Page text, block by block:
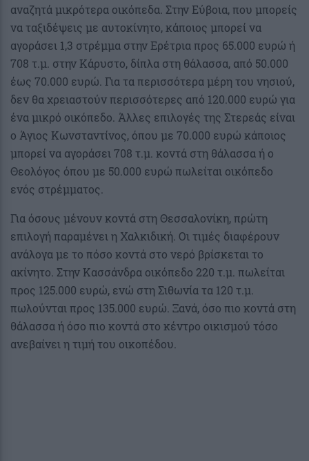
αναζητά μικρότερα οικόπεδα. Στην Εύβοια, που μπορείς
να ταξιδέψεις με αυτοκίνητο, κάποιος μπορεί να
αγοράσει 1,3 στρέμμα στην Ερέτρια προς 65.000 ευρώ ή
708 τ.μ. στην Κάρυστο, δίπλα στη θάλασσα, από 50.000
έως 70.000 ευρώ. Για τα περισσότερα μέρη του νησιού,
δεν θα χρειαστούν περισσότερες από 120.000 ευρώ για
ένα μικρό οικόπεδο. Άλλες επιλογές της Στερεάς είναι
ο Άγιος Κωνσταντίνος, όπου με 70.000 ευρώ κάποιος
μπορεί να αγοράσει 708 τ.μ. κοντά στη θάλασσα ή ο
Θεολόγος όπου με 50.000 ευρώ πωλείται οικόπεδο
ενός στρέμματος.
Για όσους μένουν κοντά στη Θεσσαλονίκη, πρώτη
επιλογή παραμένει η Χαλκιδική. Οι τιμές διαφέρουν
ανάλογα με το πόσο κοντά στο νερό βρίσκεται το
ακίνητο. Στην Κασσάνδρα οικόπεδο 220 τ.μ. πωλείται
προς 125.000 ευρώ, ενώ στη Σιθωνία τα 120 τ.μ.
πωλούνται προς 135.000 ευρώ. Ξανά, όσο πιο κοντά στη
θάλασσα ή όσο πιο κοντά στο κέντρο οικισμού τόσο
ανεβαίνει η τιμή του οικοπέδου.